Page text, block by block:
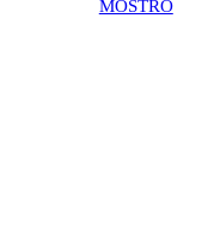
MOSTRÓ